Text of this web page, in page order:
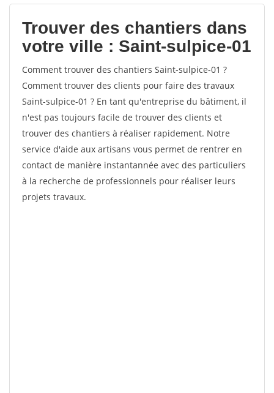
votes
Trouver des chantiers dans
votre ville : Saint-sulpice-01
Comment trouver des chantiers Saint-sulpice-01 ?
Comment trouver des clients pour faire des travaux
Saint-sulpice-01 ? En tant qu'entreprise du bâtiment, il
n'est pas toujours facile de trouver des clients et
trouver des chantiers à réaliser rapidement. Notre
service d'aide aux artisans vous permet de rentrer en
contact de manière instantannée avec des particuliers
à la recherche de professionnels pour réaliser leurs
projets travaux.